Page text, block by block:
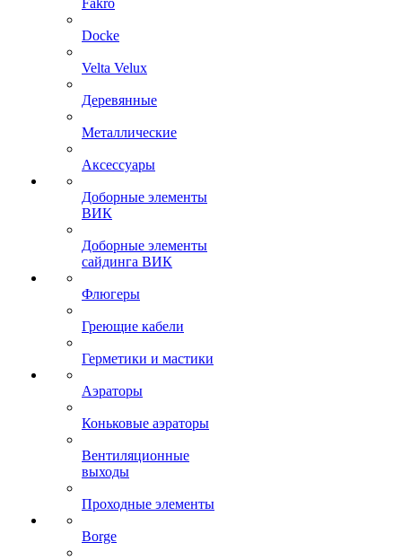
Fakro
Docke
Velta Velux
Деревянные
Металлические
Аксессуары
Доборные элементы
ВИК
Доборные элементы
сайдинга ВИК
Флюгеры
Греющие кабели
Герметики и мастики
Аэраторы
Коньковые аэраторы
Вентиляционные
выходы
Проходные элементы
Borge